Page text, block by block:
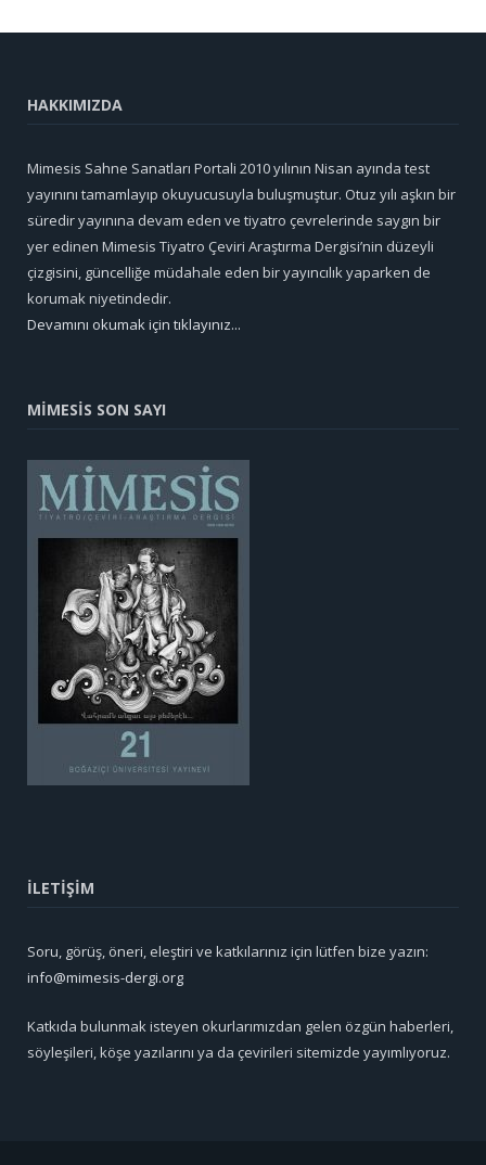
HAKKIMIZDA
Mimesis Sahne Sanatları Portali 2010 yılının Nisan ayında test
yayınını tamamlayıp okuyucusuyla buluşmuştur. Otuz yılı aşkın bir
süredir yayınına devam eden ve tiyatro çevrelerinde saygın bir
yer edinen Mimesis Tiyatro Çeviri Araştırma Dergisi’nin düzeyli
çizgisini, güncelliğe müdahale eden bir yayıncılık yaparken de
korumak niyetindedir.
Devamını okumak için tıklayınız...
MİMESİS SON SAYI
İLETİŞİM
Soru, görüş, öneri, eleştiri ve katkılarınız için lütfen bize yazın:
info@mimesis-dergi.org
Katkıda bulunmak isteyen okurlarımızdan gelen özgün haberleri,
söyleşileri, köşe yazılarını ya da çevirileri sitemizde yayımlıyoruz.